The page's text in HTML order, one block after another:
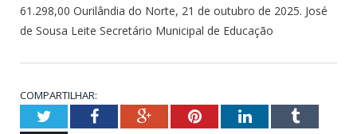
61.298,00 Ourilândia do Norte, 21 de outubro de 2025. José
de Sousa Leite Secretário Municipal de Educação
COMPARTILHAR:
TwitterFacebookGoogle+PinterestLinkedInTumblr